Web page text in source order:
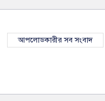
আপলোডকারীর সব সংবাদ